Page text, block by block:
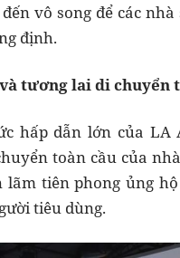
vô song để các
định.
tương lai di chuyển
hấp dẫn lớn của
toàn cầu của
lãm tiên phong ủng
tiêu dùng.